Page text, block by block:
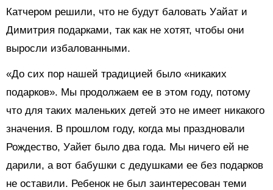
Катчером решили, что не будут баловать Уайат и
Димитрия подарками, так как не хотят, чтобы они
выросли избалованными.
«До сих пор нашей традицией было «никаких
подарков». Мы продолжаем ее в этом году, потому
что для таких маленьких детей это не имеет никакого
значения. В прошлом году, когда мы праздновали
Рождество, Уайет было два года. Мы ничего ей не
дарили, а вот бабушки с дедушками ее без подарков
не оставили. Ребенок не был заинтересован теми